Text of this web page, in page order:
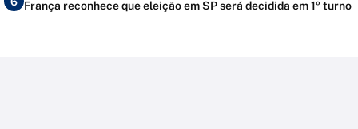
França reconhece que eleição em SP será decidida em 1º turno